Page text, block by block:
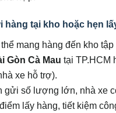
hàng tại kho hoặc hẹn
thể mang hàng đến kho tập
Gòn Cà Mau tại TP.HCM
xe hỗ trợ).
gửi số lượng lớn, nhà xe
lấy hàng, tiết kiệm